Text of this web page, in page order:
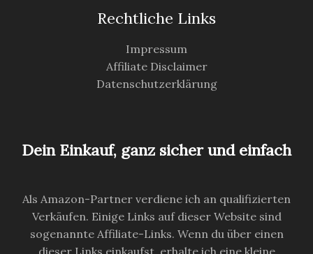
Rechtliche Links
Impressum
Affiliate Disclaimer
Datenschutzerklärung
Dein Einkauf, ganz sicher und einfach
Als Amazon-Partner verdiene ich an qualifizierten
Verkäufen. Einige Links auf dieser Website sind
sogenannte Affiliate-Links. Wenn du über einen